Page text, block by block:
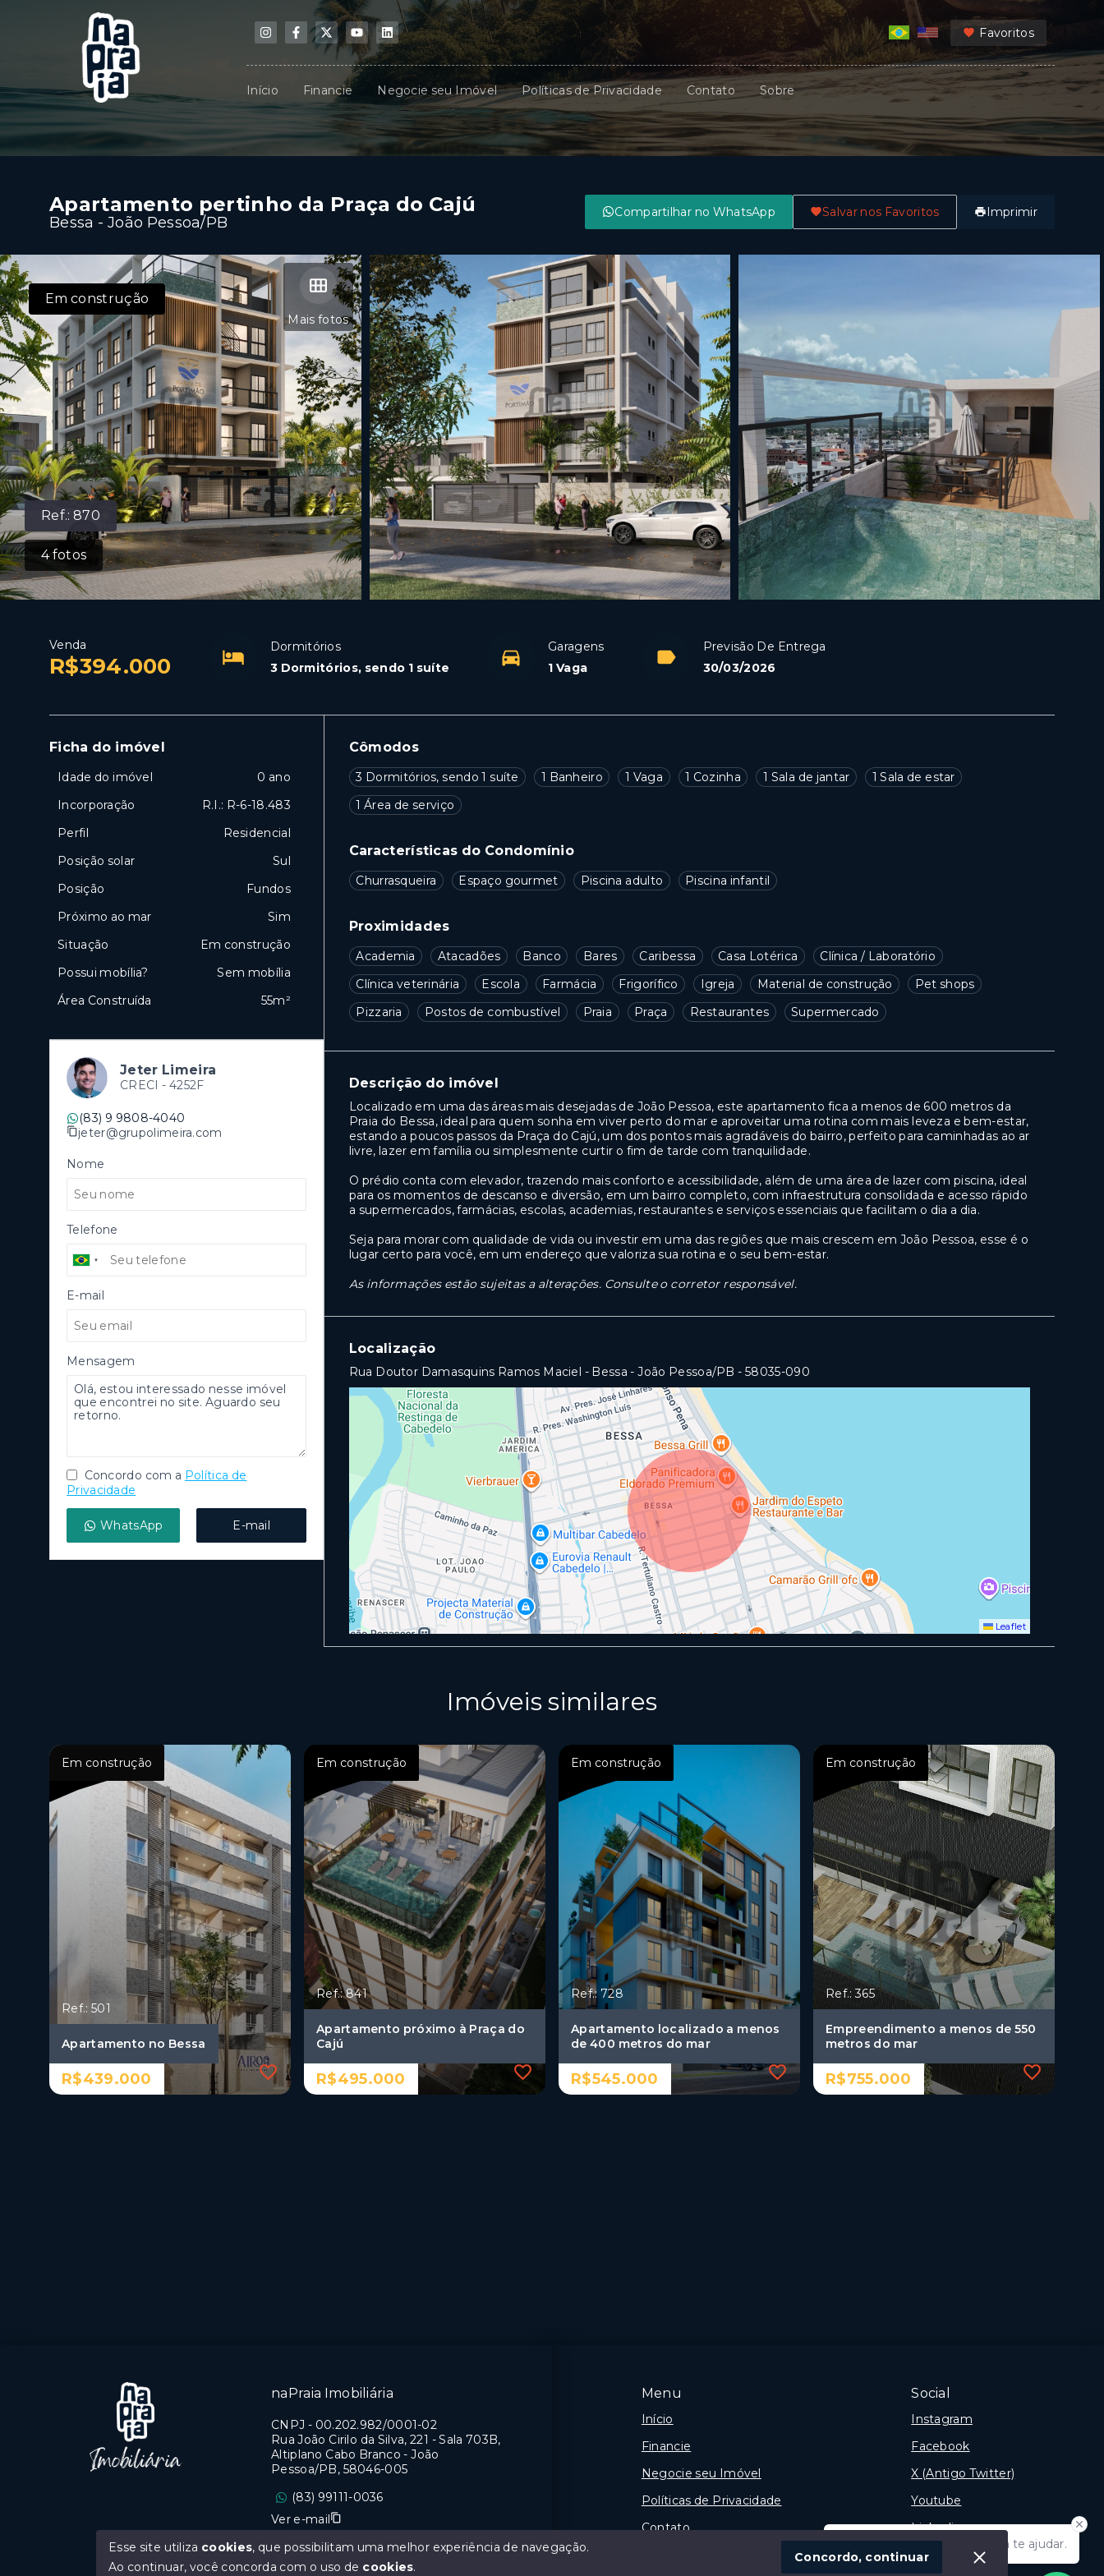
Favoritos
Início Financie Negocie seu Imóvel Políticas de Privacidade Contato Sobre
Apartamento pertinho da Praça do Cajú
Bessa - João Pessoa/PB
Compartilhar no WhatsApp Salvar nos Favoritos Imprimir
Ref.:870
4fotos
Mais fotos
Em construção
Venda
R$394.000
Dormitórios
3 Dormitórios, sendo 1 suíte
Garagens
1 Vaga
Previsão De Entrega
30/03/2026
Cômodos
3 Dormitórios, sendo 1 suíte 1 Banheiro 1 Vaga 1 Cozinha 1 Sala de jantar
1 Sala de estar
1 Área de serviço
Características do Condomínio
Churrasqueira Espaço gourmet Piscina adulto Piscina infantil
Proximidades
Academia Atacadões Banco Bares Caribessa Casa Lotérica
Clínica / Laboratório
Clínica veterinária
Escola Farmácia Frigorífico Igreja Material de construção
Pet shops
Pizzaria
Postos de combustível Praia Praça Restaurantes Supermercado
Descrição do imóvel
Localizado em uma das áreas mais desejadas de João Pessoa, este apartamento fica a menos de 600 metros da
Praia do Bessa, ideal para quem sonha em viver perto do mar e aproveitar uma rotina com mais leveza e bem-estar,
estando a poucos passos da Praça do Cajú, um dos pontos mais agradáveis do bairro, perfeito para caminhadas ao ar
livre, lazer em família ou simplesmente curtir o fim de tarde com tranquilidade.
O prédio conta com elevador, trazendo mais conforto e acessibilidade, além de uma área de lazer com piscina, ideal
para os momentos de descanso e diversão, em um bairro completo, com infraestrutura consolidada e acesso rápido
a supermercados, farmácias, escolas, academias, restaurantes e serviços essenciais que facilitam o dia a dia.
Seja para morar com qualidade de vida ou investir em uma das regiões que mais crescem em João Pessoa, esse é o
lugar certo para você, em um endereço que valoriza sua rotina e o seu bem-estar.
As informações estão sujeitas a alterações. Consulte o corretor responsável.
Localização
Rua Doutor Damasquins Ramos Maciel - Bessa - João Pessoa/PB - 58035-090
Leaflet
Ficha do imóvel
Idade do imóvel
0 ano
Incorporação
R.I.: R-6-18.483
Perfil
Residencial
Posição solar
Sul
Posição
Fundos
Próximo ao mar
Sim
Situação
Em construção
Possui mobília?
Sem mobília
Área Construída
55m²
Jeter Limeira
CRECI - 4252F
(83) 9 9808-4040
jeter@grupolimeira.com
Nome
Telefone
E-mail
Mensagem
Concordo com a Política de
Privacidade
WhatsApp E-mail
Imóveis similares
Em construção
Ref.: 501
Apartamento no Bessa
R$439.000
Em construção
Ref.: 841
Apartamento próximo à Praça do
Cajú
R$495.000
Em construção
Ref.: 728
Apartamento localizado a menos
de 400 metros do mar
R$545.000
Em construção
Ref.: 365
Empreendimento a menos de 550
metros do mar
R$755.000
Olá! Estamos disponíveis para te ajudar.
Menu
Início
Financie
Negocie seu Imóvel
Políticas de Privacidade
Contato
Social
Instagram
Facebook
X (Antigo Twitter)
Youtube
Linkedin
naPraia Imobiliária
CNPJ - 00.202.982/0001-02
Rua João Cirilo da Silva, 221 - Sala 703B,
Altiplano Cabo Branco - João
Pessoa/PB, 58046-005
(83) 99111-0036
Ver e-mail
CRECI PB 0669J
Esse site utiliza cookies, que possibilitam uma melhor experiência de navegação.
Ao continuar, você concorda com o uso de cookies.
Concordo, continuar